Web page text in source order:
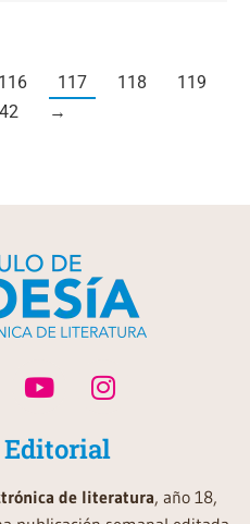
116 117 118
119
→
Editorial
de literatura, año 18,